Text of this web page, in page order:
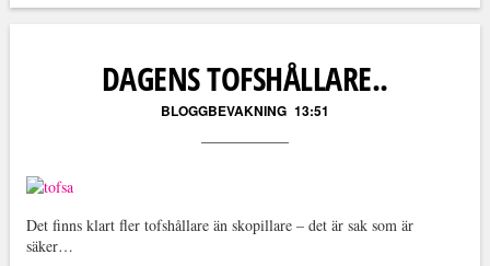
DAGENS TOFSHÅLLARE..
BLOGGBEVAKNING 13:51
Det finns klart fler tofshållare än skopillare – det är sak som är
säker…